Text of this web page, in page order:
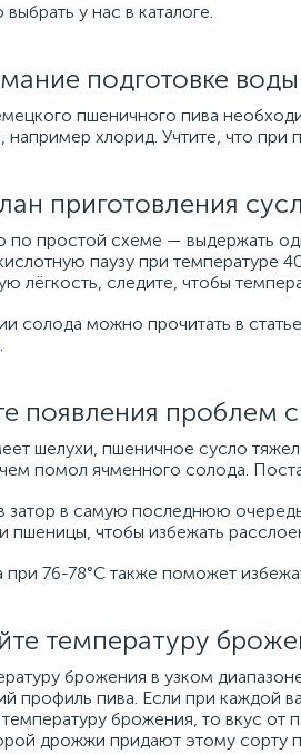
у нас в каталоге.
подготовке воды
пшеничного пива
например хлорид. Учтите, что
приготовления
по простой схеме — выдержать
паузу при температуре
лёгкость, следите, чтобы
солода можно прочитать в статье
.
появления проблем
шелухи, пшеничное сусло
чем помол ячменного солода.
затор в самую последнюю
пшеницы, чтобы избежать
76-78°C также поможет
температуру
брожения в узком
профиль пива. Если при каждой
брожения, то вкус от
дрожжи придают этому сорту